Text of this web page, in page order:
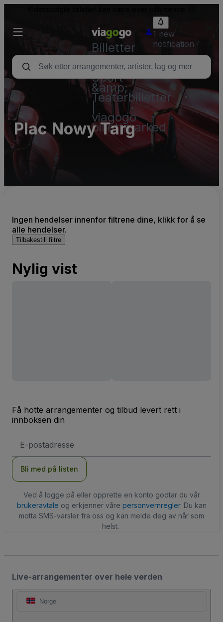
Billetter
–
Konsert,
Sport
&amp;
Teaterbilletter
viagogo
billettmarked
1 new
notification
Plac Nowy Targ
Ingen hendelser innenfor filtrene dine, klikk for å se
alle hendelser.
Tilbakestill filtre
Nylig vist
Få hotte arrangementer og tilbud levert rett i
innboksen din
postadresse
Bli med på listen
Ved å logge på eller opprette en konto godtar du vår
brukeravtale og erkjenner våre personvernregler. Du kan
motta SMS-varsler fra oss og kan melde deg av når som
helst.
Live-arrangementer over hele verden
Norge